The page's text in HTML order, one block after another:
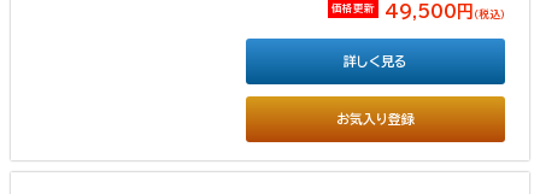
価格更新 49,500円 （税込）
お気入り登録
詳しく見る